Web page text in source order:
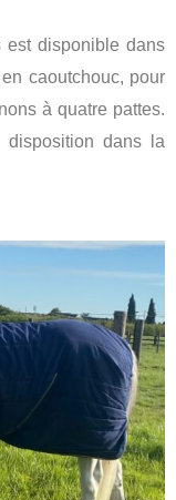
est disponible dans
caoutchouc, pour
à quatre pattes.
dans la